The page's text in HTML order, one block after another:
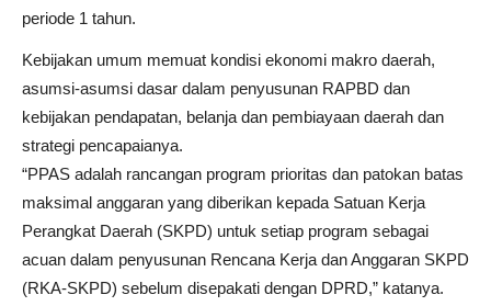
periode 1 tahun.
Kebijakan umum memuat kondisi ekonomi makro daerah,
asumsi-asumsi dasar dalam penyusunan RAPBD dan
kebijakan pendapatan, belanja dan pembiayaan daerah dan
strategi pencapaianya.
“PPAS adalah rancangan program prioritas dan patokan batas
maksimal anggaran yang diberikan kepada Satuan Kerja
Perangkat Daerah (SKPD) untuk setiap program sebagai
acuan dalam penyusunan Rencana Kerja dan Anggaran SKPD
(RKA-SKPD) sebelum disepakati dengan DPRD,” katanya.